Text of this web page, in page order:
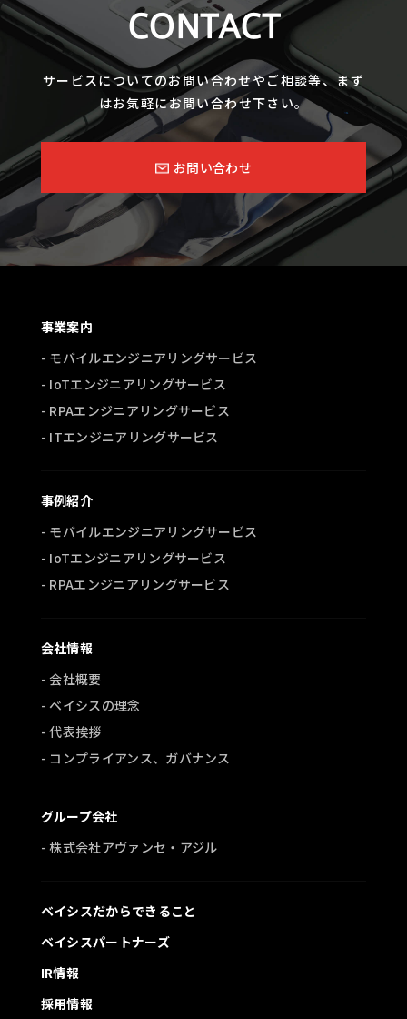
CONTACT
サービスについてのお問い合わせやご相談等、まず
はお気軽にお問い合わせ下さい。
お問い合わせ
事業案内
- モバイルエンジニアリングサービス
- IoTエンジニアリングサービス
- RPAエンジニアリングサービス
- ITエンジニアリングサービス
事例紹介
- モバイルエンジニアリングサービス
- IoTエンジニアリングサービス
- RPAエンジニアリングサービス
会社情報
- 会社概要
- ベイシスの理念
- 代表挨拶
- コンプライアンス、ガバナンス
グループ会社
- 株式会社アヴァンセ・アジル
ベイシスだからできること
ベイシスパートナーズ
IR情報
採用情報